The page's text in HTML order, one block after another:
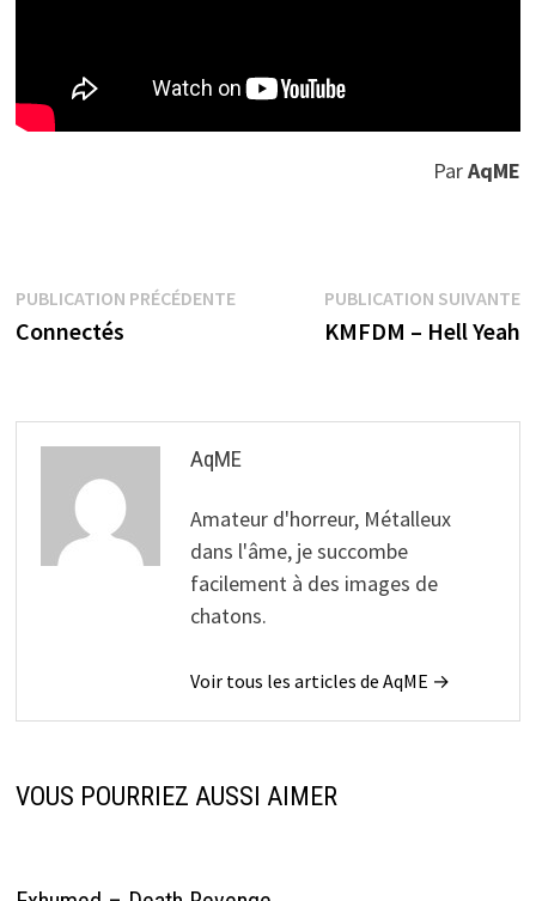
ParAqME
Navigation
de
PUBLICATION PRÉCÉDENTEPublication
précédente :
Connectés
PUBLICATION SUIVANTE
KMFDM – Hell Yeah
AqME
Amateur d'horreur, Métalleux
dans l'âme, je succombe
facilement à des images de
chatons.
Voir tous les articles de AqME →
VOUS POURRIEZ AUSSI AIMER